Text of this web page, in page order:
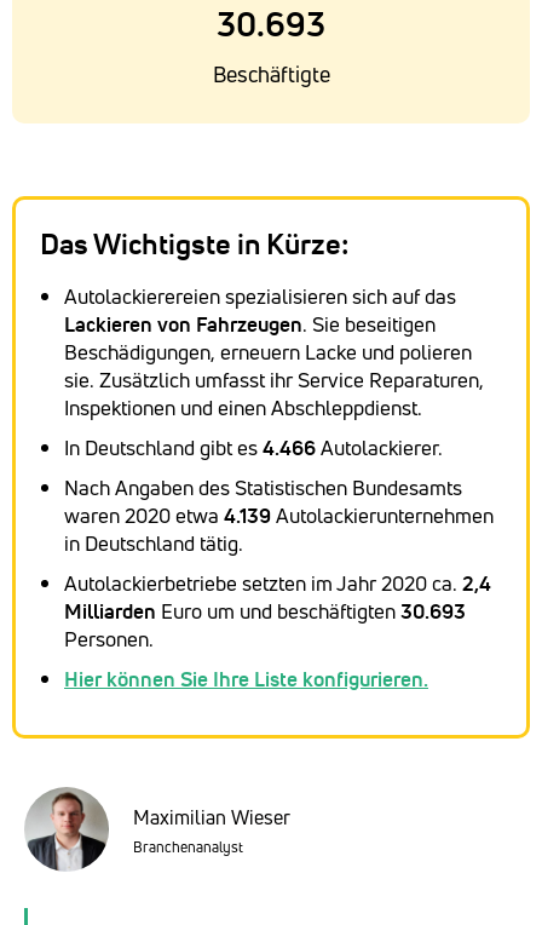
30.693
Beschäftigte
Das Wichtigste in Kürze:
Autolackierereien spezialisieren sich auf das
Lackieren von Fahrzeugen. Sie beseitigen
Beschädigungen, erneuern Lacke und polieren
sie. Zusätzlich umfasst ihr Service Reparaturen,
Inspektionen und einen Abschleppdienst.
In Deutschland gibt es4.466Autolackierer.
Nach Angaben des Statistischen Bundesamts
waren 2020 etwa 4.139Autolackierunternehmen
in Deutschland tätig.
Autolackierbetriebe setzten im Jahr 2020 ca. 2,4
Milliarden Euro um und beschäftigten30.693
Personen.
Hier können Sie Ihre Liste konfigurieren.
Maximilian Wieser
Branchenanalyst